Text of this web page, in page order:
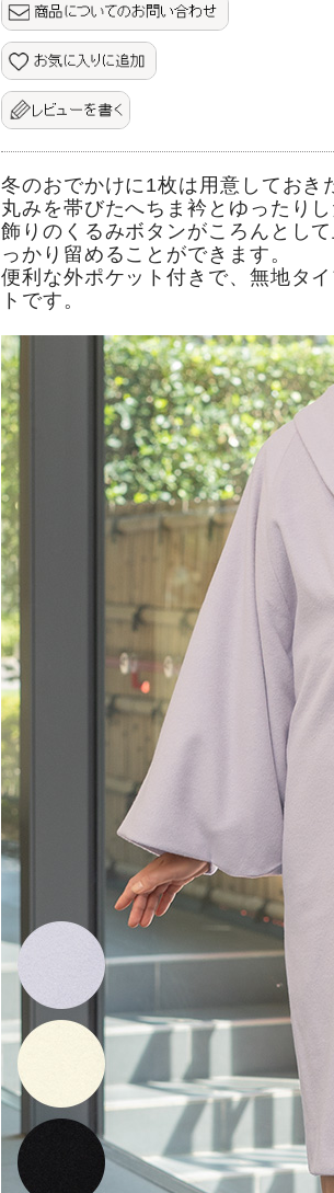
冬のおでかけに1枚は用意しておき
丸みを帯びたへちま衿とゆったり
飾りのくるみボタンがころんとし
っかり留めることができます。
便利な外ポケット付きで、無地タ
トです。